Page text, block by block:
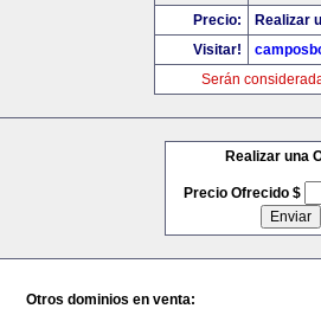
Precio:
Realizar
Visitar!
Serán
Realizar una
Precio Ofrecido $
Otros dominios en venta: